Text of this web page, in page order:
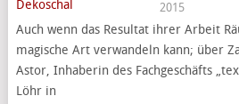
2015
Auch wenn das Resultat ihrer Arbeit
magische Art verwandeln kann; über
Astor, Inhaberin des Fachgeschäfts
Löhr in